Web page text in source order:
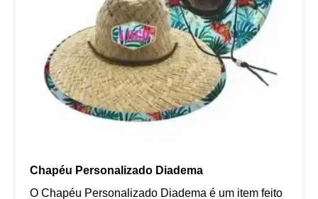
Chapéu Personalizado Diadema
O Chapéu Personalizado Diadema é um item feito